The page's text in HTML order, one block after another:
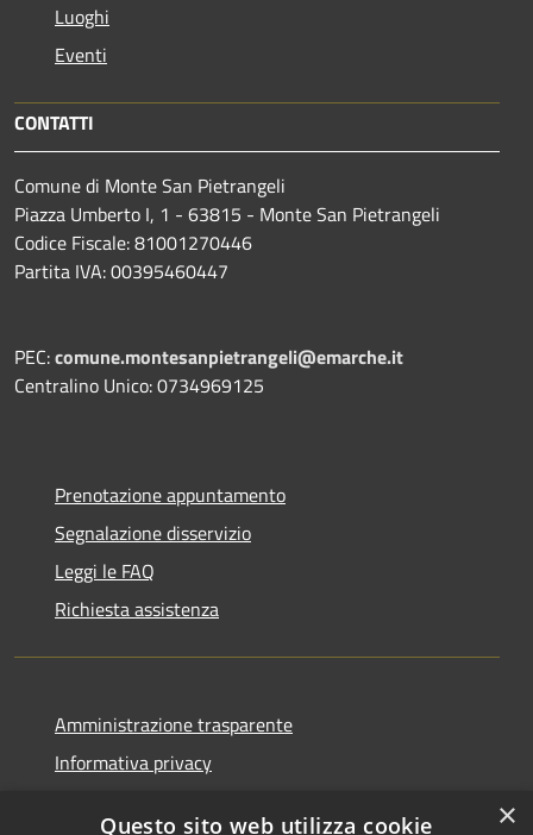
Luoghi
Eventi
CONTATTI
Comune di Monte San Pietrangeli
Piazza Umberto I, 1 - 63815 - Monte San Pietrangeli
Codice Fiscale: 81001270446
Partita IVA: 00395460447
PEC:comune.montesanpietrangeli@emarche.it
Centralino Unico: 0734969125
Prenotazione appuntamento
Segnalazione disservizio
Leggi le FAQ
Richiesta assistenza
Amministrazione trasparente
Informativa privacy
×
Questo sito web utilizza cookie